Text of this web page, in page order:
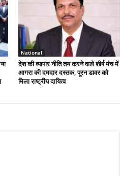
National
देश की व्यापार नीति तय करने वाले शीर्ष मंच में
आगरा की दमदार दस्तक, पूरन डावर को
मिला राष्ट्रीय दायित्व